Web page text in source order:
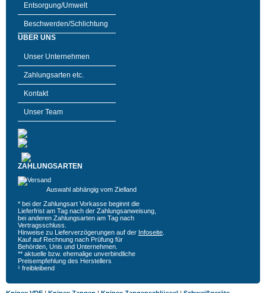
Entsorgung/Umwelt
Beschwerden/Schlichtung
ÜBER UNS
Unser Unternehmen
Zahlungsarten etc.
Kontakt
Unser Team
ZAHLUNGSARTEN
Auswahl abhängig vom Zielland
* bei der Zahlungsart Vorkasse beginnt die
Lieferfrist am Tag nach der Zahlungsanweisung,
bei anderen Zahlungsarten am Tag nach
Vertragsschluss.
Hinweise zu Lieferverzögerungen auf der Infoseite
Kauf auf Rechnung nach Prüfung für
Behörden, Unis und Unternehmen.
** aktuelle bzw. ehemalige unverbindliche
Preisempfehlung des Herstellers
¹ freibleibend